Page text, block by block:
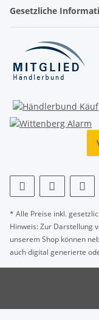
Gesetzliche
* Alle Preise inkl.
Hinweis: Zur Darstellung
unserem Shop können
auch digital generierte